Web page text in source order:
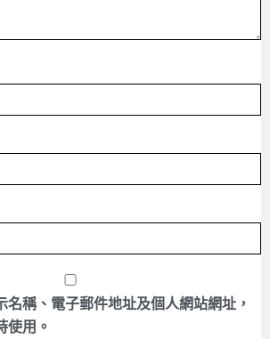
名稱、電子郵件地址及個人網站網址，
使用。